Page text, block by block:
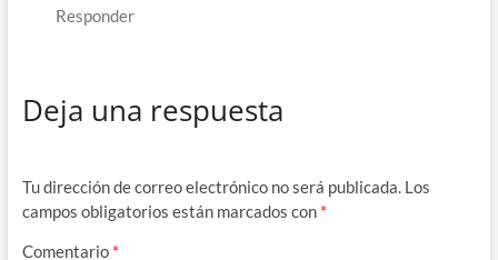
Responder
Deja una respuesta
Tu dirección de correo electrónico no será publicada. Los
campos obligatorios están marcados con *
Comentario *